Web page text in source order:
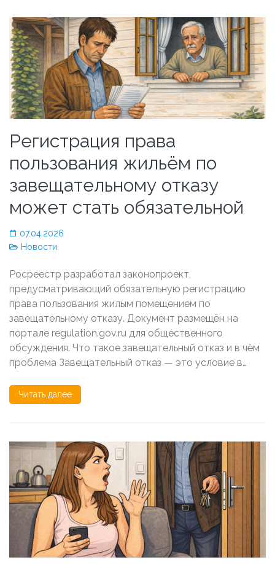
Регистрация права
пользования жильём по
завещательному отказу
может стать обязательной
07.04.2026
Новости
Росреестр разработал законопроект,
предусматривающий обязательную регистрацию
права пользования жилым помещением по
завещательному отказу. Документ размещён на
портале regulation.gov.ru для общественного
обсуждения. Что такое завещательный отказ и в чём
проблема Завещательный отказ — это условие в…
Читать далее